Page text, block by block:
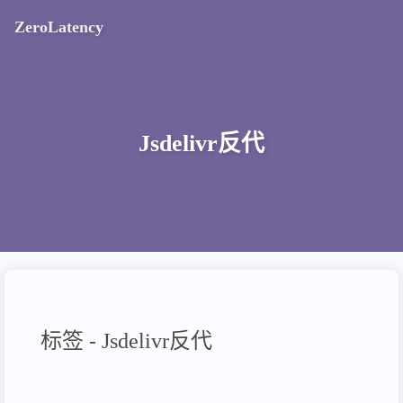
ZeroLatency
Jsdelivr反代
标签 - Jsdelivr反代